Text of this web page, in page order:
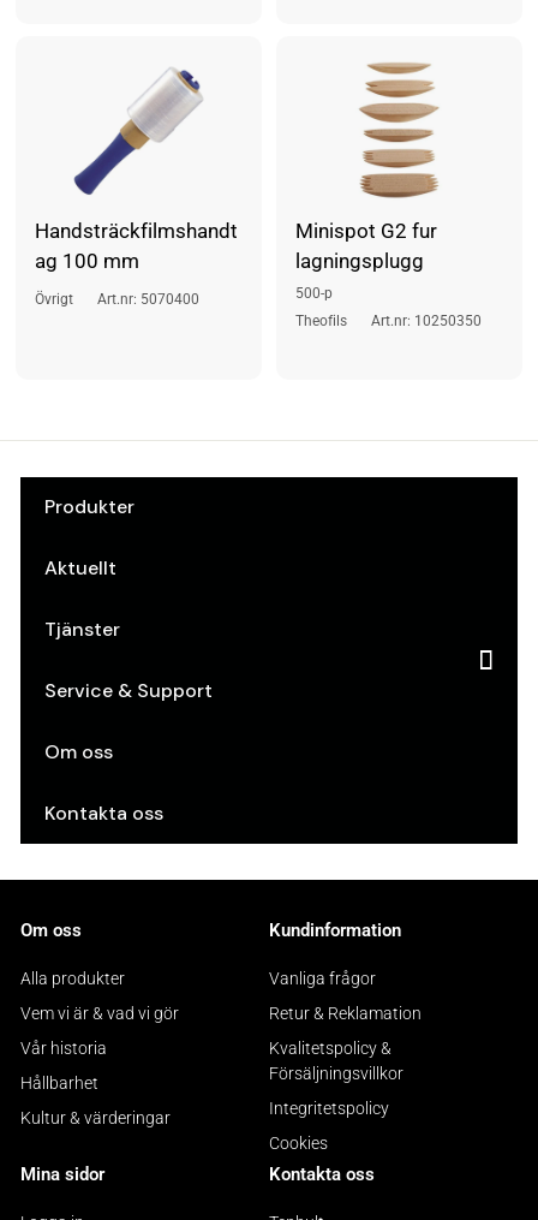
Handsträckfilmshandt
ag 100 mm
Övrigt Art.nr: 5070400
Minispot G2 fur
lagningsplugg
500-p
Theofils
Art.nr: 10250350
Produkter
Aktuellt
Tjänster
Service & Support
Om oss
Kontakta oss
Om oss
Alla produkter
Vem vi är & vad vi gör
Vår historia
Hållbarhet
Kultur & värderingar
Kundinformation
Vanliga frågor
Retur & Reklamation
Kvalitetspolicy &
Försäljningsvillkor
Integritetspolicy
Cookies
Mina sidor Kontakta oss